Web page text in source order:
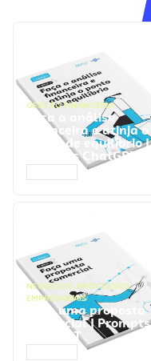
GESTÃO FINANCEIRA
Faça a análise
financeira e atinja o
ponto de equilíbrio |
Prompts ChatGPT
NEGÓCIOS, PROCESSOS
EMPRESARIAIS
Faça uma proposta
comercial | Prompts
ChatGPT